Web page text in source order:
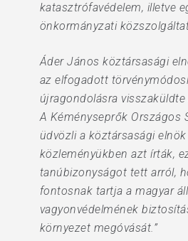
katasztrófavédelem, illetve
önkormányzati
Áder János köztársasági
az elfogadott
újragondolásra
A Kéményseprők Országos
üdvözli a köztársasági
közleményükben azt írták,
tanúbizonyságot tett arról,
fontosnak tartja a magyar
vagyonvédelmének
környezet megóvását.”